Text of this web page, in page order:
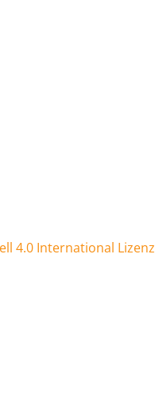
4.0 International Lizenz